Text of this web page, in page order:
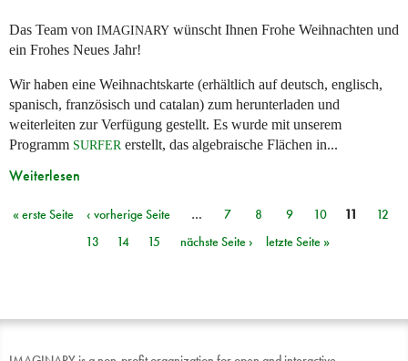
Das Team von IMAGINARY wünscht Ihnen Frohe Weihnachten und
ein Frohes Neues Jahr!
Wir haben eine Weihnachtskarte (erhältlich auf deutsch, englisch,
spanisch, französisch und catalan) zum herunterladen und
weiterleiten zur Verfügung gestellt. Es wurde mit unserem
Programm SURFER erstellt, das algebraische Flächen in...
Weiterlesen
Seiten
« erste Seite ‹ vorherige Seite … 7 8 9 10 11
12
13
14 15 nächste Seite › letzte Seite »